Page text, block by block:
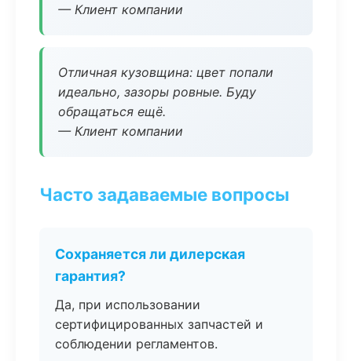
— Клиент компании
Отличная кузовщина: цвет попали
идеально, зазоры ровные. Буду
обращаться ещё.
— Клиент компании
Часто задаваемые вопросы
Сохраняется ли дилерская
гарантия?
Да, при использовании
сертифицированных запчастей и
соблюдении регламентов.